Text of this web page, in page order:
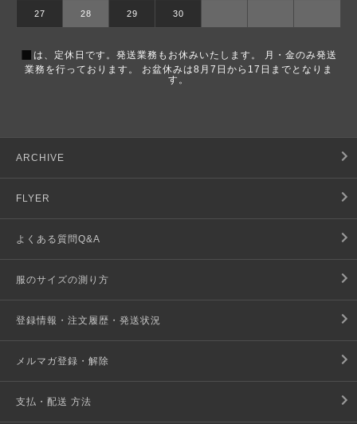
27 28 29 30
■ は、定休日です。発送業務もお休みいたします。 月・金のみ発送
業務を行っております。 お盆休みは8月7日から17日までとなりま
す。
ARCHIVE
FLYER
よくある質問Q&A
服のサイズの測り方
登録情報・注文履歴・発送状況
メルマガ登録・解除
支払・配送 方法